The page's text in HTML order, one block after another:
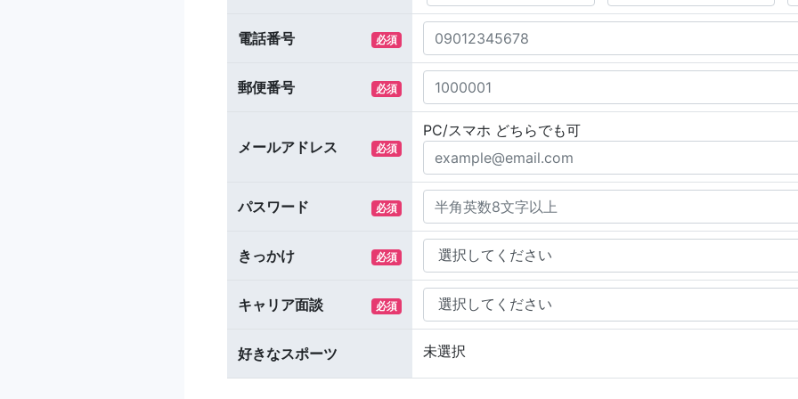
電話番号 必須
郵便番号 必須
メールアドレス 必須
PC/スマホ どちらでも可
パスワード 必須
きっかけ 必須
キャリア面談 必須
好きなスポーツ 未選択